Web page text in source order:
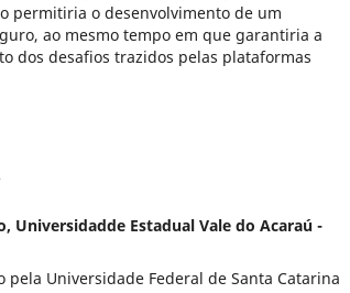
permitiria o desenvolvimento de um
ao mesmo tempo em que garantiria a
dos desafios trazidos pelas plataformas
Universidadde Estadual Vale do Acaraú -
pela Universidade Federal de Santa Catarina